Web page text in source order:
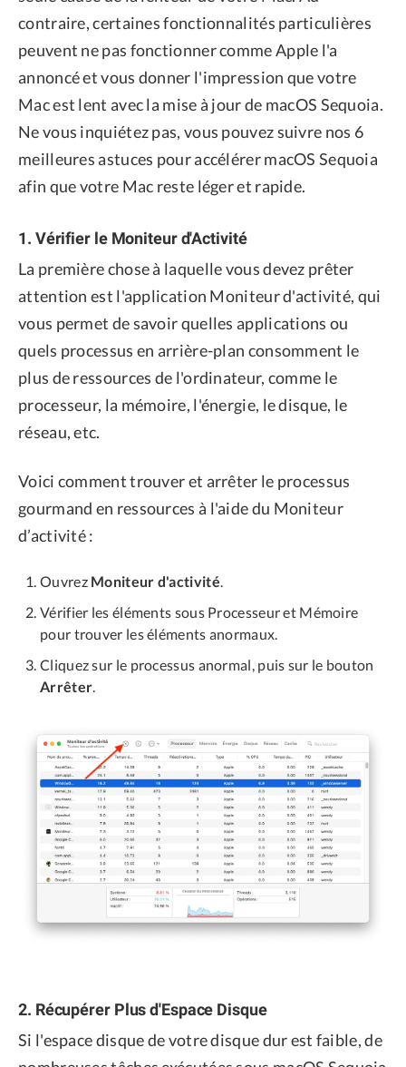
contraire, certaines fonctionnalités particulières
peuvent ne pas fonctionner comme Apple l'a
annoncé et vous donner l'impression que votre
Mac est lent avec la mise à jour de macOS Sequoia.
Ne vous inquiétez pas, vous pouvez suivre nos 6
meilleures astuces pour accélérer macOS Sequoia
afin que votre Mac reste léger et rapide.
1. Vérifier le Moniteur d'Activité
La première chose à laquelle vous devez prêter
attention est l'application Moniteur d'activité, qui
vous permet de savoir quelles applications ou
quels processus en arrière-plan consomment le
plus de ressources de l'ordinateur, comme le
processeur, la mémoire, l'énergie, le disque, le
réseau, etc.
Voici comment trouver et arrêter le processus
gourmand en ressources à l'aide du Moniteur
d’activité :
Ouvrez Moniteur d'activité.
Vérifier les éléments sous Processeur et Mémoire
pour trouver les éléments anormaux.
Cliquez sur le processus anormal, puis sur le bouton
Arrêter.
2. Récupérer Plus d'Espace Disque
Si l'espace disque de votre disque dur est faible, de